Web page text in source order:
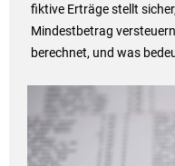
fiktive Erträge stellt
Mindestbetrag
berechnet, und was